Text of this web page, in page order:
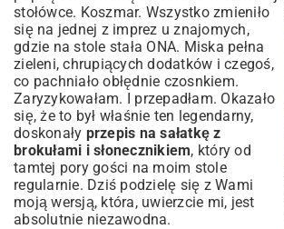
stołówce. Koszmar. Wszystko zmieniło
się na jednej z imprez u znajomych,
gdzie na stole stała ONA. Miska pełna
zieleni, chrupiących dodatków i czegoś,
co pachniało obłędnie czosnkiem.
Zaryzykowałam. I przepadłam. Okazało
się, że to był właśnie ten legendarny,
doskonały przepis na sałatkę z
brokułami i słonecznikiem, który od
tamtej pory gości na moim stole
regularnie. Dziś podzielę się z Wami
moją wersją, która, uwierzcie mi, jest
absolutnie niezawodna.